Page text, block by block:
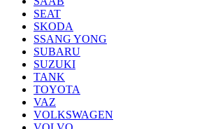
SEAT
SKODA
SSANG YONG
SUBARU
SUZUKI
TANK
TOYOTA
VAZ
VOLKSWAGEN